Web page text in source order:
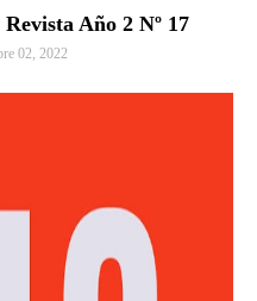
Año 2 Nº 17
02, 2022